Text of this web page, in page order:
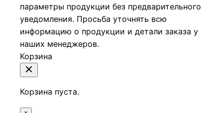
параметры продукции без предварительного
уведомления. Просьба уточнять всю
информацию о продукции и детали заказа у
наших менеджеров.
Корзина
Корзина пуста.